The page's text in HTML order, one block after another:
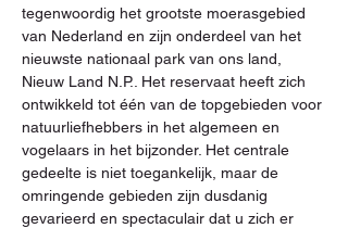
tegenwoordig het grootste moerasgebied
van Nederland en zijn onderdeel van het
nieuwste nationaal park van ons land,
Nieuw Land N.P.. Het reservaat heeft zich
ontwikkeld tot één van de topgebieden voor
natuurliefhebbers in het algemeen en
vogelaars in het bijzonder. Het centrale
gedeelte is niet toegankelijk, maar de
omringende gebieden zijn dusdanig
gevarieerd en spectaculair dat u zich er